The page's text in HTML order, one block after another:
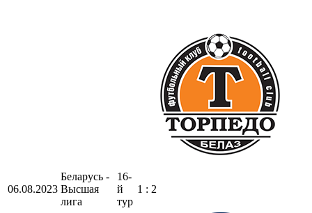
06.08.2023
Беларусь -
Высшая
лига
16-
й
тур
1 : 2